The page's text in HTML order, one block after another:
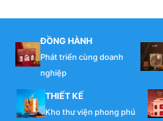
Phân Loại Theo Gáy Lò
Lò Xo Kim Loại (Kẽm sơn tĩnh
giữ form tốt, cảm giác cao
trắng, bạc, vàng đồng.
Lò Xo Nhựa: Nhẹ, đa dạng
chi phí thường rẻ hơn.
ĐỒNG HÀNH
Phát triển cùng doanh
nghiệp
THIẾT KẾ
Kho thư viện phong phú